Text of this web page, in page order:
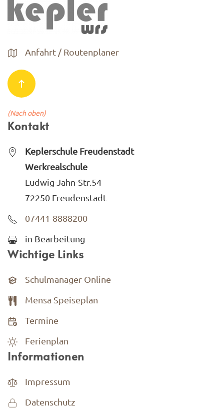
Anfahrt / Routenplaner
(Nach oben)
Kontakt
Keplerschule Freudenstadt
Werkrealschule
Ludwig-Jahn-Str.54
72250 Freudenstadt
07441-8888200
in Bearbeitung
Wichtige Links
Schulmanager Online
Mensa Speiseplan
Termine
Ferienplan
Informationen
Impressum
Datenschutz